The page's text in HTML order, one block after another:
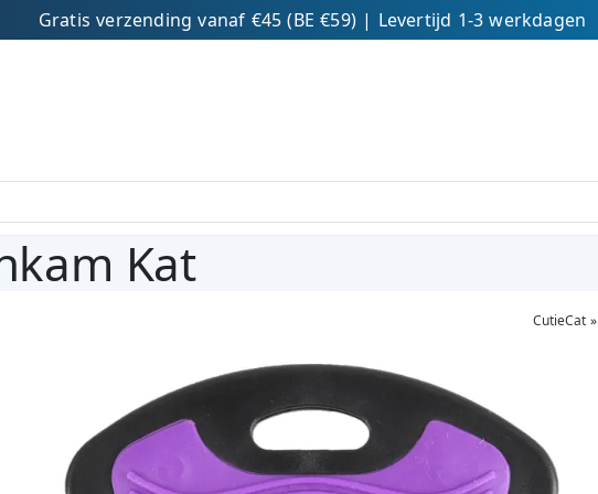
Gratis verzending vanaf €45 (BE €59) | Levertijd 1-3 werkdagen
Kat
CutieCat»